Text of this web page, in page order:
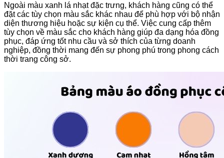
Ngoài màu xanh lá nhạt đặc trưng, khách hàng cũng có thể
đặt các tùy chọn màu sắc khác nhau để phù hợp với bộ nhận
diện thương hiệu hoặc sự kiện cụ thể. Việc cung cấp thêm
tùy chọn về màu sắc cho khách hàng giúp đa dạng hóa đồng
phục, đáp ứng tốt nhu cầu và sở thích của từng doanh
nghiệp, đồng thời mang đến sự phong phú trong phong cách
thời trang công sở.